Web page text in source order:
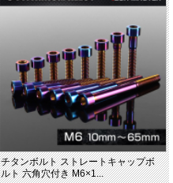
チタンボルト ストレートキャップボ
ルト 六角穴付き M6×1...